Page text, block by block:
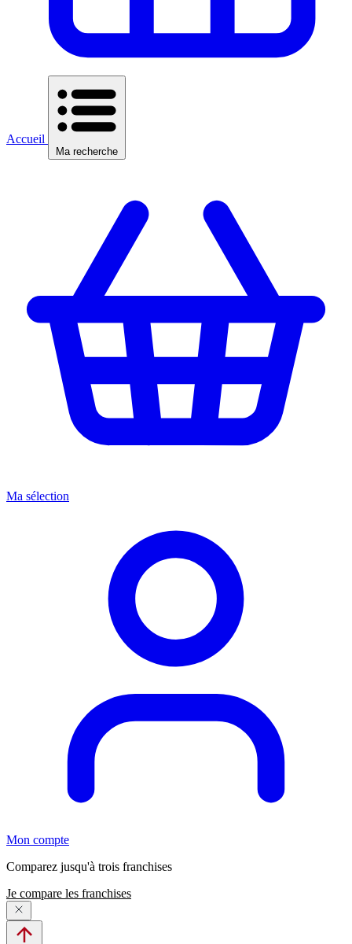
Accueil
Ma recherche
Ma sélection
Mon compte
Comparez jusqu'à trois franchises
Je compare les franchises